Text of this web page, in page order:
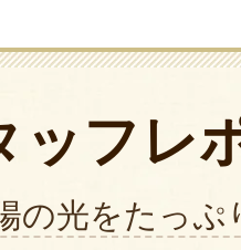
2024年09月08
質、パッケージ最
でもらいました。
年09月07日
く
ッフレ
の光をたっぷ